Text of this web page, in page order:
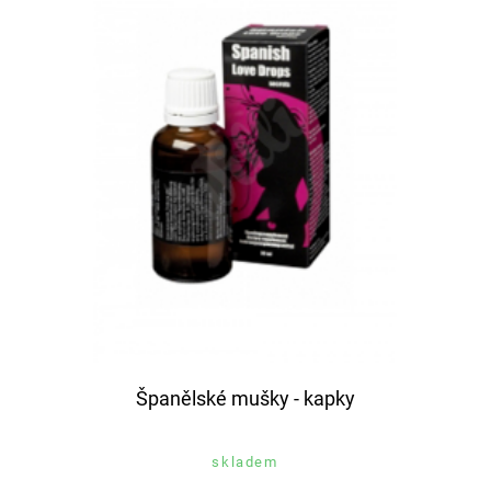
Španělské mušky - kapky
skladem